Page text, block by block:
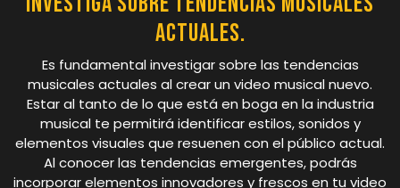
actuales.
Es fundamental investigar sobre las tendencias
musicales actuales al crear un video musical nuevo.
Estar al tanto de lo que está en boga en la industria
musical te permitirá identificar estilos, sonidos y
elementos visuales que resuenen con el público actual.
Al conocer las tendencias emergentes, podrás
incorporar elementos innovadores y frescos en tu video